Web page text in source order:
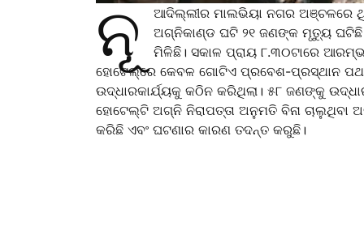
ନୂ
ଆଦିଲ୍ଲୀର ମାଲଭିୟା ନଗର ଅଞ୍ଚଳରେ
ଅଗ୍ନିକାଣ୍ଡ ଘଟି ୨୧ ଜଣଙ୍କ ମୃତ୍ୟୁ
ମିଳିଛି। ସକାଳ ପ୍ରାୟ ୮.୩୦ଟାରେ
ହୋଟେଲ୍‌ରେ କେବଳ ଗୋଟିଏ ପ୍ରବେଶ-ପ୍ରସ୍ଥାନ ପଥ
ଉଦ୍ଧାରକାର୍ଯ୍ୟକୁ କଠିନ କରିଥିଲା। ୫୮ ଜଣଙ୍କୁ
ହୋଟେଲ୍‌ଟି ଅଗ୍ନି ନିରାପତ୍ତା ଅନୁମତି ବିନା
କରିଛି ଏବଂ ଘଟଣାର କାରଣ ତଦନ୍ତ କରୁଛି।